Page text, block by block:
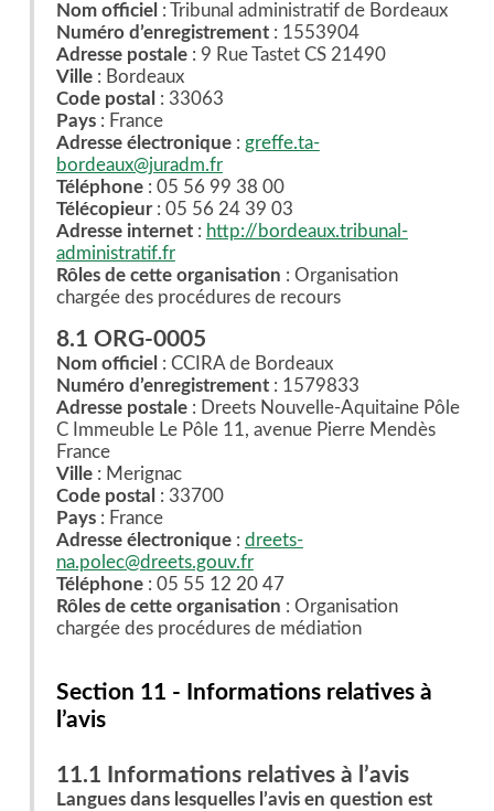
Nom officiel : Tribunal administratif de Bordeaux
Numéro d’enregistrement : 1553904
Adresse postale: 9 Rue Tastet CS 21490
Ville: Bordeaux
Code postal : 33063
Pays: France
Adresse électronique: greffe.ta-
bordeaux@juradm.fr
Téléphone : 05 56 99 38 00
Télécopieur : 05 56 24 39 03
Adresse internet : http://bordeaux.tribunal-
administratif.fr
Rôles de cette organisation : Organisation
chargée des procédures de recours
8.1 ORG-0005
Nom officiel : CCIRA de Bordeaux
Numéro d’enregistrement : 1579833
Adresse postale: Dreets Nouvelle-Aquitaine Pôle
C Immeuble Le Pôle 11, avenue Pierre Mendès
France
Ville: Merignac
Code postal : 33700
Pays : France
Adresse électronique: dreets-
na.polec@dreets.gouv.fr
Téléphone: 05 55 12 20 47
Rôles de cette organisation : Organisation
chargée des procédures de médiation
Section 11 - Informations relatives à
l’avis
11.1 Informations relatives à l’avis
Langues dans lesquelles l’avis en question est